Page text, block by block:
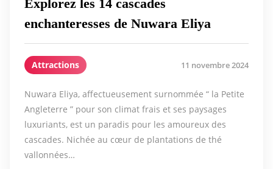
Explorez les 14 cascades
enchanteresses de Nuwara Eliya
Attractions 11 novembre 2024
Nuwara Eliya, affectueusement surnommée “ la Petite
Angleterre ” pour son climat frais et ses paysages
luxuriants, est un paradis pour les amoureux des
cascades. Nichée au cœur de plantations de thé
vallonnées…